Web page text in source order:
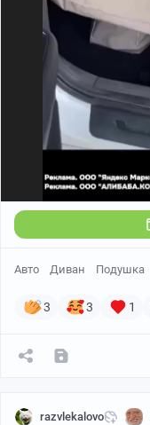
Авто Диван Подушка
3 3 1
razvlekalovo